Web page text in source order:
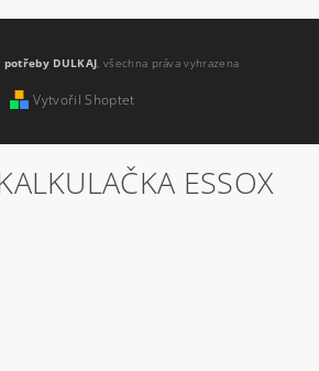
potřeby DULKAJ, všechna práva vyhrazena
Vytvořil Shoptet
ESSOX